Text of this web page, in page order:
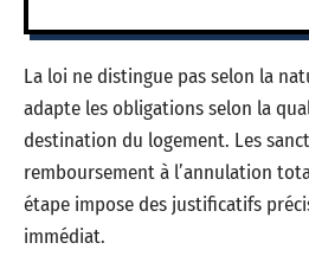
La loi ne distingue pas selon la
adapte les obligations selon la
destination du logement. Les
remboursement à l’annulation
étape impose des justificatifs
immédiat.